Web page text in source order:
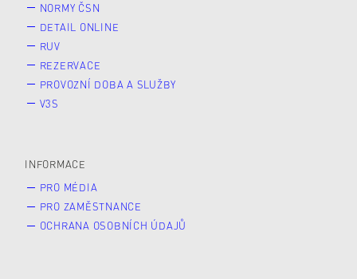
NORMY ČSN
DETAIL ONLINE
RUV
REZERVACE
PROVOZNÍ DOBA A SLUŽBY
V3S
INFORMACE
PRO MÉDIA
PRO ZAMĚSTNANCE
OCHRANA OSOBNÍCH ÚDAJŮ